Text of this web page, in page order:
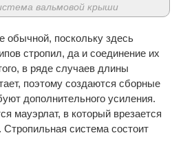
вальмовой крыши
поскольку здесь
стропил, да и соединение их
в ряде случаев длины
поэтому создаются сборные
дополнительного усиления.
мауэрлат, в который врезается
система состоит